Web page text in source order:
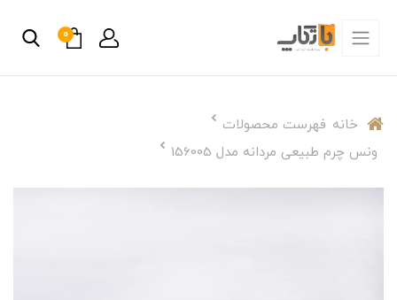
0
خانه فهرست محصولات
ونس چرم طبیعی مردانه مدل 156005